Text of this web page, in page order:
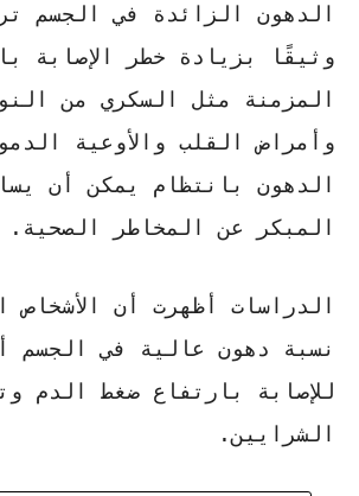
الدهون الزائدة في الجسم
وثيقًا بزيادة خطر الإصابة
المزمنة مثل السكري من
وأمراض القلب والأوعية
الدهون بانتظام يمكن أن
المبكر عن المخاطر الصحية .
الدراسات أظهرت أن الأشخاص
نسبة دهون عالية في الجسم
للإصابة بارتفاع ضغط الدم
الشرايين.